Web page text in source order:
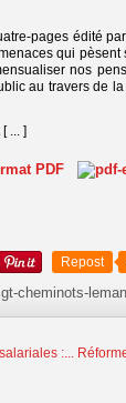
pages édité
qui
nos
au travers de
... ]
PDF
Repost
cheminots-
:...